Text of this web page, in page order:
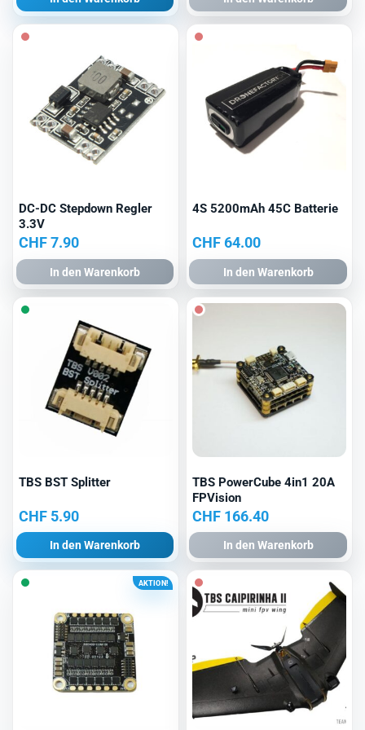
war:
ist:
CHF 2.90.
war:
ist:
DC-DC Stepdown Regler
3.3V
CHF7.90
In den Warenkorb
4S 5200mAh 45C Batterie
CHF64.00
In den Warenkorb
TBS BST Splitter
CHF 5.90
In den Warenkorb
TBS PowerCube 4in1 20A
FPVision
CHF166.40
In den Warenkorb
AKTION!